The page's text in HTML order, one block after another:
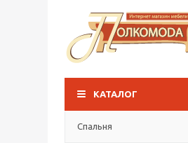
КАТАЛОГ
Спальня